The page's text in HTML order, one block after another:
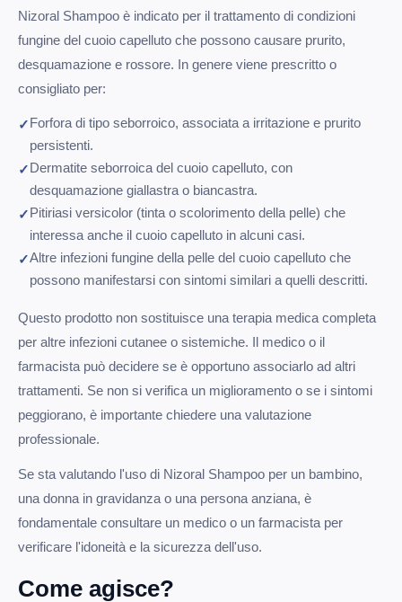
Nizoral Shampoo è indicato per il trattamento di condizioni
fungine del cuoio capelluto che possono causare prurito,
desquamazione e rossore. In genere viene prescritto o
consigliato per:
Forfora di tipo seborroico, associata a irritazione e prurito
persistenti.
Dermatite seborroica del cuoio capelluto, con
desquamazione giallastra o biancastra.
Pitiriasi versicolor (tinta o scolorimento della pelle) che
interessa anche il cuoio capelluto in alcuni casi.
Altre infezioni fungine della pelle del cuoio capelluto che
possono manifestarsi con sintomi similari a quelli descritti.
Questo prodotto non sostituisce una terapia medica completa
per altre infezioni cutanee o sistemiche. Il medico o il
farmacista può decidere se è opportuno associarlo ad altri
trattamenti. Se non si verifica un miglioramento o se i sintomi
peggiorano, è importante chiedere una valutazione
professionale.
Se sta valutando l'uso di Nizoral Shampoo per un bambino,
una donna in gravidanza o una persona anziana, è
fondamentale consultare un medico o un farmacista per
verificare l'idoneità e la sicurezza dell'uso.
Come agisce?